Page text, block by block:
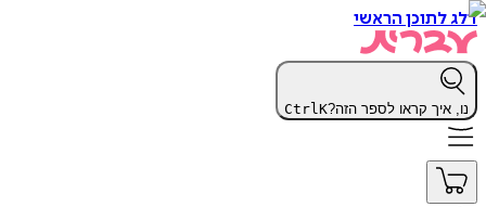
דלג לתוכן הראשי
נו, איך קראו לספר הזה? CtrlK